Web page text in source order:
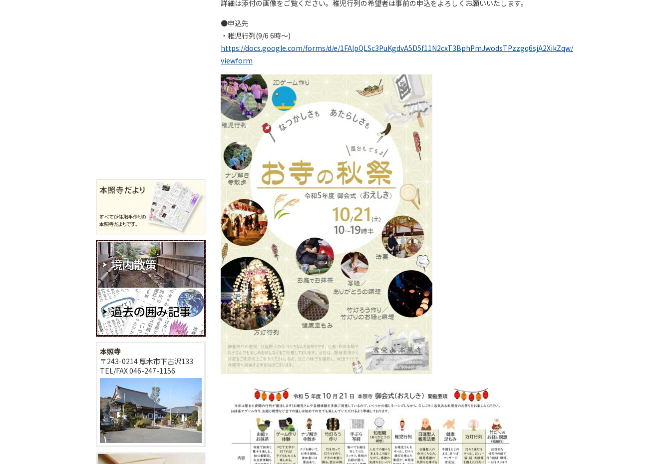
詳細は添付の画像をご覧ください。稚児行列の希望者は事前の申込をよろしくお願いいたします。
●申込先
・稚児行列(9/6 6時～)
https://docs.google.com/forms/d/e/1FAIpQLSc3PuKgdvA5D5f11N2cxT3BphPmJwodsTPzzgq6sjA2XikZqw/
viewform
本照寺
〒243-0214 厚木市下古沢133
TEL/FAX046-247-1156